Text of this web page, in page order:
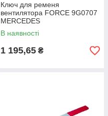
Ключ для ременя
вентилятора FORCE 9G0707
MERCEDES
В наявності
1 195,65 ₴